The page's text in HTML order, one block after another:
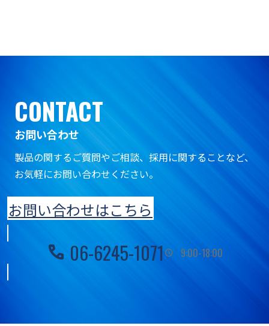
CONTACT
お問い合わせ
製品の関するご質問やご相談、採用に関することなど、
お気軽にお問い合わせください。
お問い合わせはこちら
call 06-6245-1071 schedule 9:00-18:00